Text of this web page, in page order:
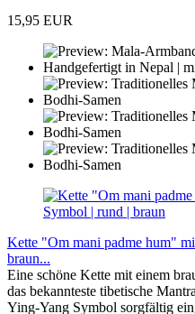
15,95 EUR
Kette "Om mani padme hum"
braun...
Eine schöne Kette mit einem
das bekannteste tibetische
Ying-Yang Symbol sorgfältig